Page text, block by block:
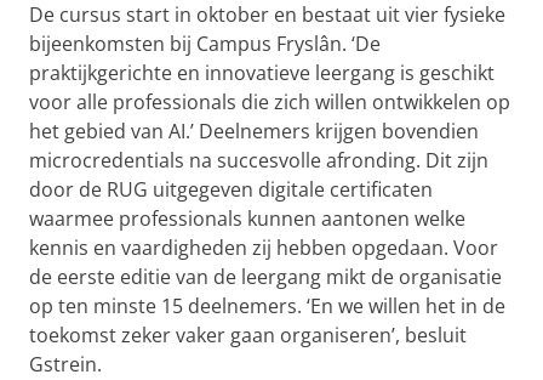
De cursus start in oktober en bestaat uit vier fysieke
bijeenkomsten bij Campus Fryslân. ‘De
praktijkgerichte en innovatieve leergang is geschikt
voor alle professionals die zich willen ontwikkelen op
het gebied van AI.’ Deelnemers krijgen bovendien
microcredentials na succesvolle afronding. Dit zijn
door de RUG uitgegeven digitale certificaten
waarmee professionals kunnen aantonen welke
kennis en vaardigheden zij hebben opgedaan. Voor
de eerste editie van de leergang mikt de organisatie
op ten minste 15 deelnemers. ‘En we willen het in de
toekomst zeker vaker gaan organiseren’, besluit
Gstrein.